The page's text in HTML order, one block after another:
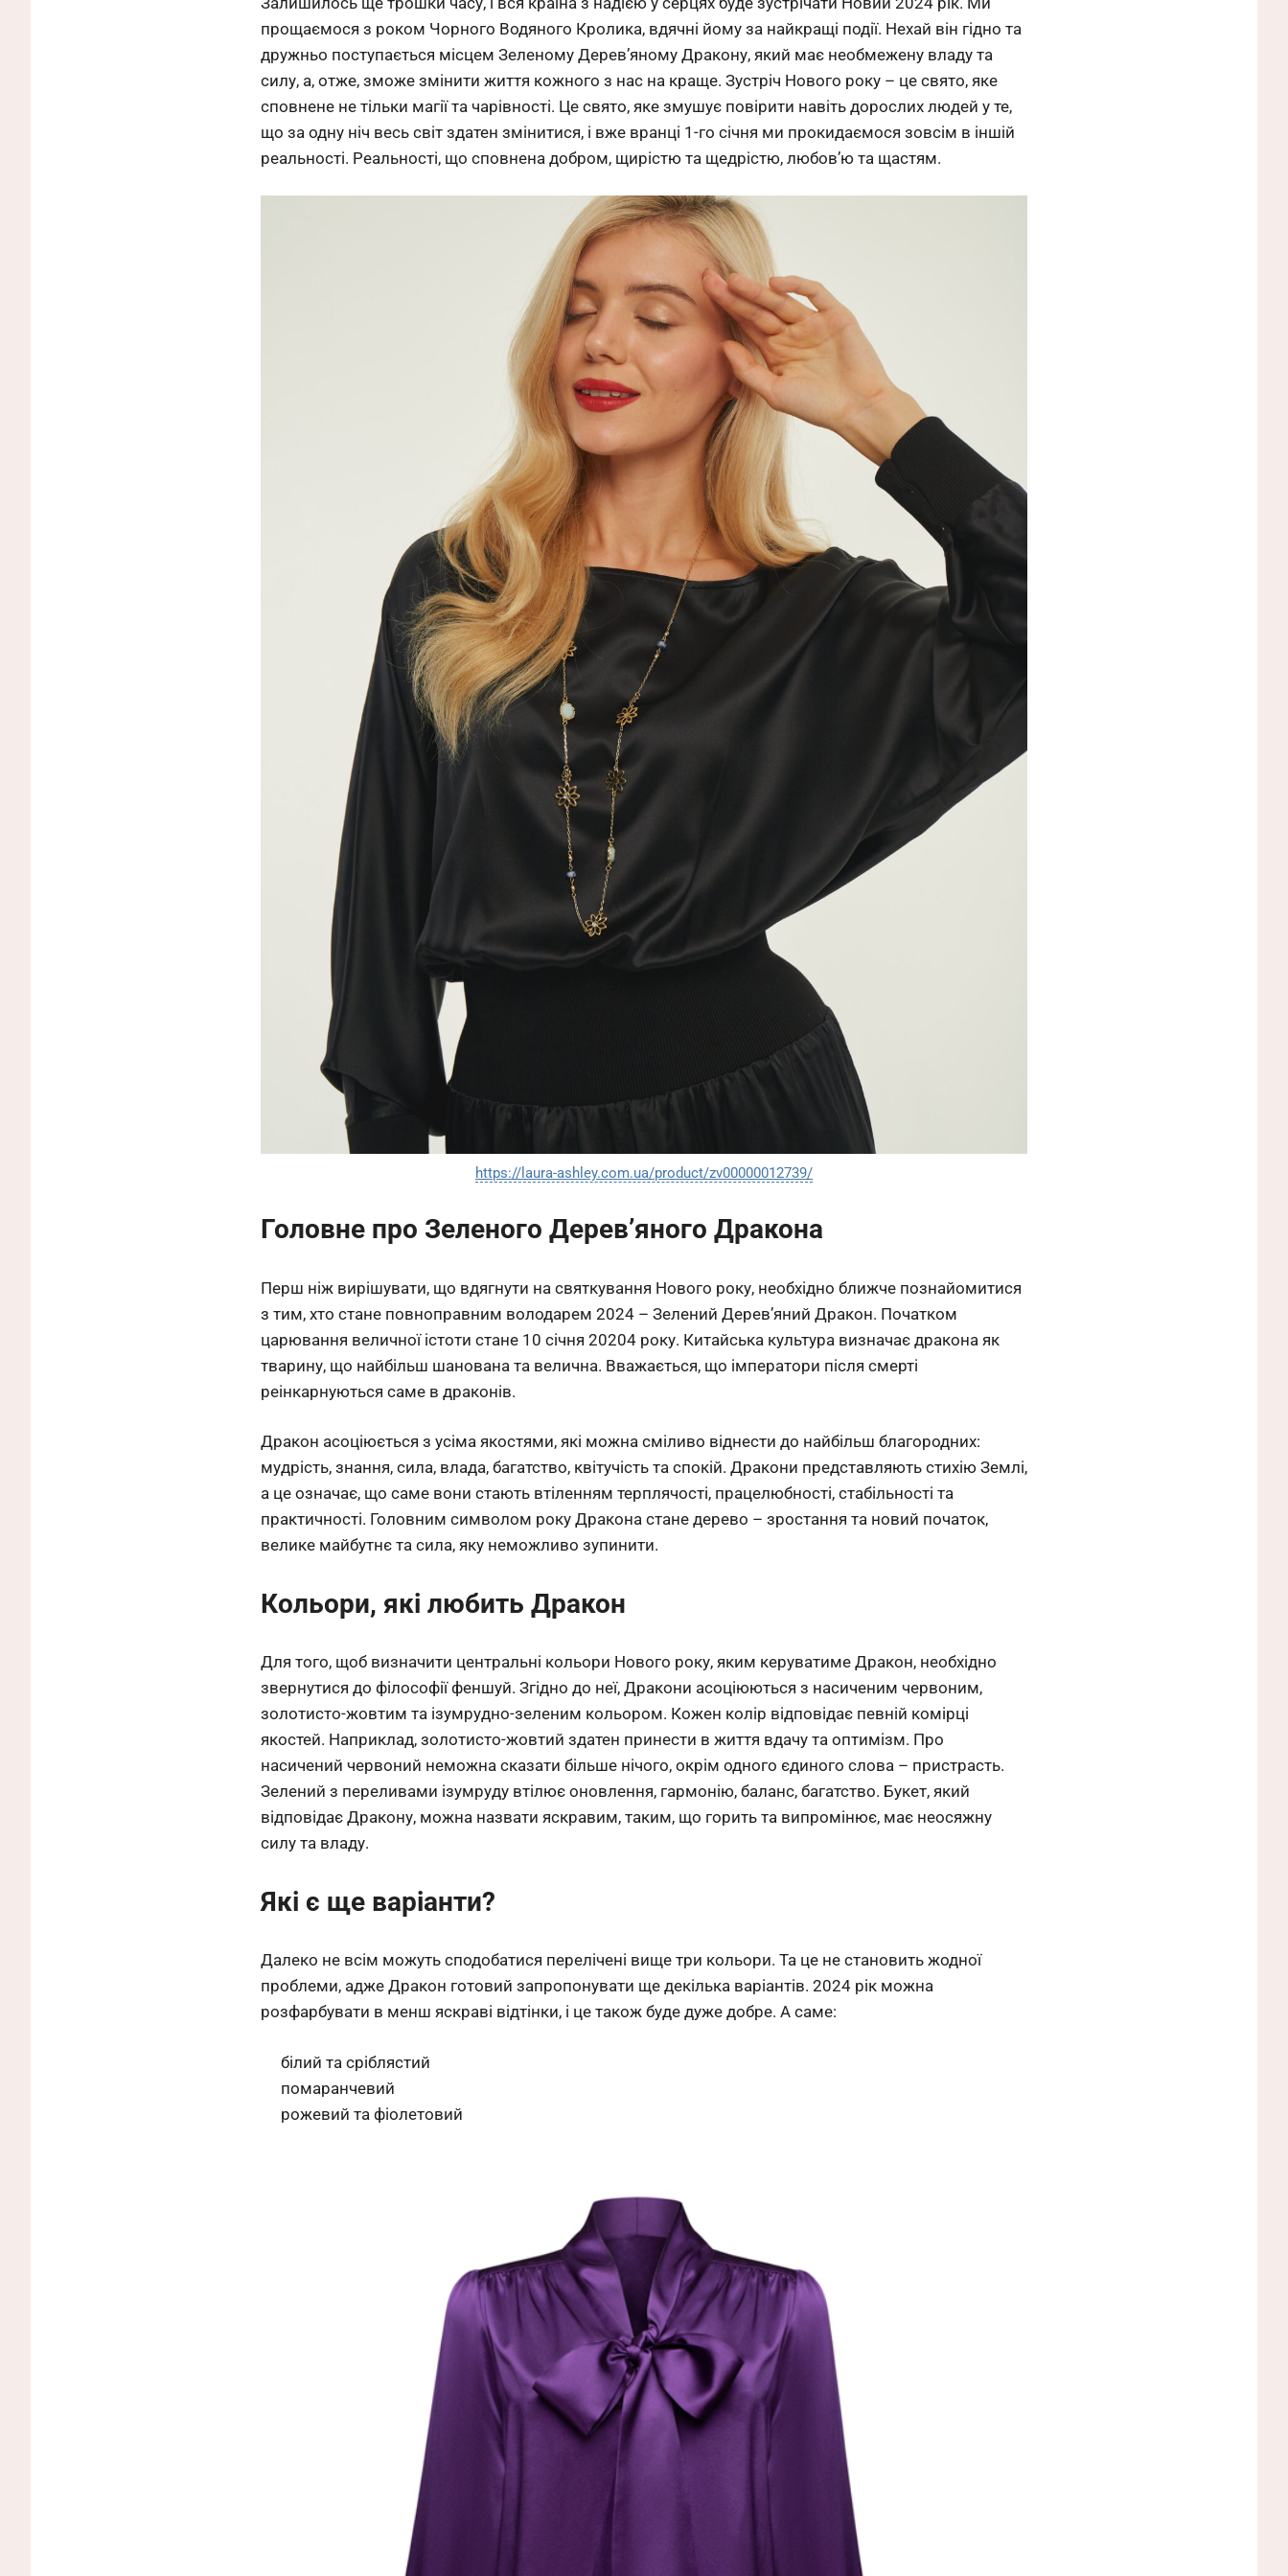
прощаємося з роком Чорного Водяного Кролика, вдячні йому за найкращі події. Нехай він гідно та
дружньо поступається місцем Зеленому Дерев’яному Дракону, який має необмежену владу та
силу, а, отже, зможе змінити життя кожного з нас на краще. Зустріч Нового року – це свято, яке
сповнене не тільки магії та чарівності. Це свято, яке змушує повірити навіть дорослих людей у те,
що за одну ніч весь світ здатен змінитися, і вже вранці 1-го січня ми прокидаємося зовсім в іншій
реальності. Реальності, що сповнена добром, щирістю та щедрістю, любов’ю та щастям.
https://laura-ashley.com.ua/product/zv00000012739/
Головне про Зеленого Дерев’яного Дракона
Перш ніж вирішувати, що вдягнути на святкування Нового року, необхідно ближче познайомитися
з тим, хто стане повноправним володарем 2024 – Зелений Дерев’яний Дракон. Початком
царювання величної істоти стане 10 січня 20204 року. Китайська культура визначає дракона як
тварину, що найбільш шанована та велична. Вважається, що імператори після смерті
реінкарнуються саме в драконів.
Дракон асоціюється з усіма якостями, які можна сміливо віднести до найбільш благородних:
мудрість, знання, сила, влада, багатство, квітучість та спокій. Дракони представляють стихію Землі,
а це означає, що саме вони стають втіленням терплячості, працелюбності, стабільності та
практичності. Головним символом року Дракона стане дерево – зростання та новий початок,
велике майбутнє та сила, яку неможливо зупинити.
Кольори, які любить Дракон
Для того, щоб визначити центральні кольори Нового року, яким керуватиме Дракон, необхідно
звернутися до філософії феншуй. Згідно до неї, Дракони асоціюються з насиченим червоним,
золотисто-жовтим та ізумрудно-зеленим кольором. Кожен колір відповідає певній комірці
якостей. Наприклад, золотисто-жовтий здатен принести в життя вдачу та оптимізм. Про
насичений червоний неможна сказати більше нічого, окрім одного єдиного слова – пристрасть.
Зелений з переливами ізумруду втілює оновлення, гармонію, баланс, багатство. Букет, який
відповідає Дракону, можна назвати яскравим, таким, що горить та випромінює, має неосяжну
силу та владу.
Які є ще варіанти?
Далеко не всім можуть сподобатися перелічені вище три кольори. Та це не становить жодної
проблеми, адже Дракон готовий запропонувати ще декілька варіантів. 2024 рік можна
розфарбувати в менш яскраві відтінки, і це також буде дуже добре. А саме:
білий та сріблястий
помаранчевий
рожевий та фіолетовий